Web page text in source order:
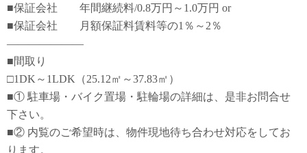
■保証会社 年間継続料/0.8万円～1.0万円 or
■保証会社 月額保証料賃料等の1％～2％
―――――――
■間取り
□1DK～1LDK（25.12㎡～37.83㎡）
■① 駐車場・バイク置場・駐輪場の詳細は、是非お問合せ
下さい。
■② 内覧のご希望時は、物件現地待ち合わせ対応をしてお
ります。